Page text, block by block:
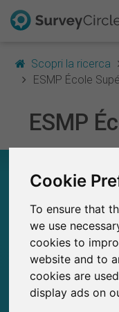
Cookie
To ensure that
we use
cookies to
website and to
cookies are
display ads on
Scopri la ricerca
ESMP École
ESMP
ESMP ÉCOLE
D’OCCHIO
Studi
Studi